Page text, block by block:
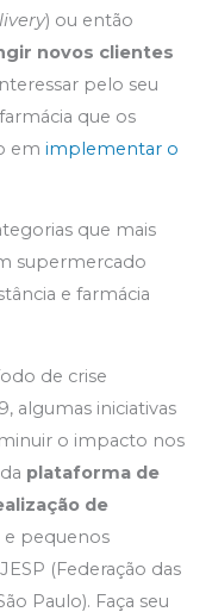
) ou então
novos clientes
pelo seu
que os
em implementar o
que mais
supermercado
e farmácia
de crise
algumas iniciativas
o impacto nos
plataforma de
de
e pequenos
(Federação das
Paulo). Faça seu